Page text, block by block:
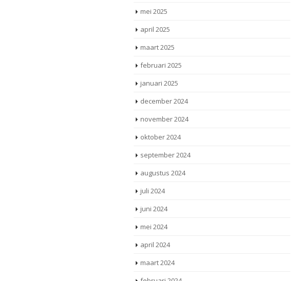
mei 2025
april 2025
maart 2025
februari 2025
januari 2025
december 2024
november 2024
oktober 2024
september 2024
augustus 2024
juli 2024
juni 2024
mei 2024
april 2024
maart 2024